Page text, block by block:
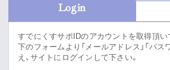
Download
Login
すでにくすサポIDのアカウントを取得頂
下のフォームより「メールアドレス」「パス
え、サイトにログインして下さい。